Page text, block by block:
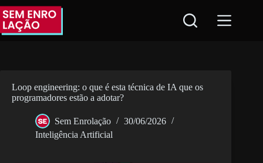
Pular
para
conteúdo
Loop engineering: o que é esta técnica de IA que os
programadores estão a adotar?
Sem Enrolação
30/06/2026
Inteligência Artificial